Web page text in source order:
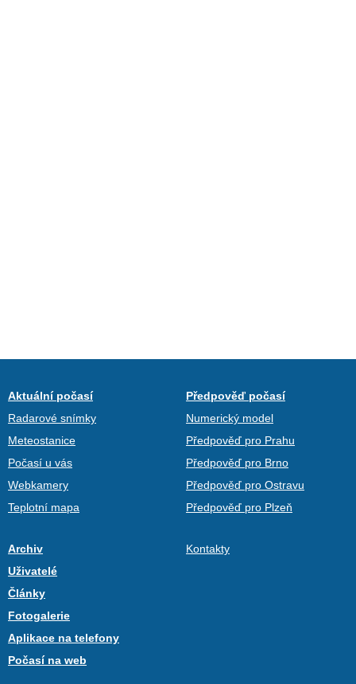
Aktuální počasí
Radarové snímky
Meteostanice
Počasí u vás
Webkamery
Teplotní mapa
Předpověď počasí
Numerický model
Předpověď pro Prahu
Předpověď pro Brno
Předpověď pro Ostravu
Předpověď pro Plzeň
Archiv
Uživatelé
Články
Fotogalerie
Aplikace na telefony
Počasí na web
Kontakty